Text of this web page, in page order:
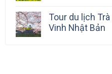
Tour du lịch Trà
Vinh Nhật Bản